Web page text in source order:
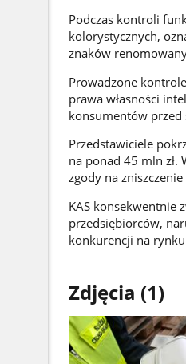
Podczas kontroli
kolorystycznych,
znaków
Prowadzone
prawa własności
konsumentów
Przedstawiciele
na ponad 45 mln zł.
zgody na
KAS konsekwentnie
przedsiębiorców,
konkurencji na
Zdjęcia (1)